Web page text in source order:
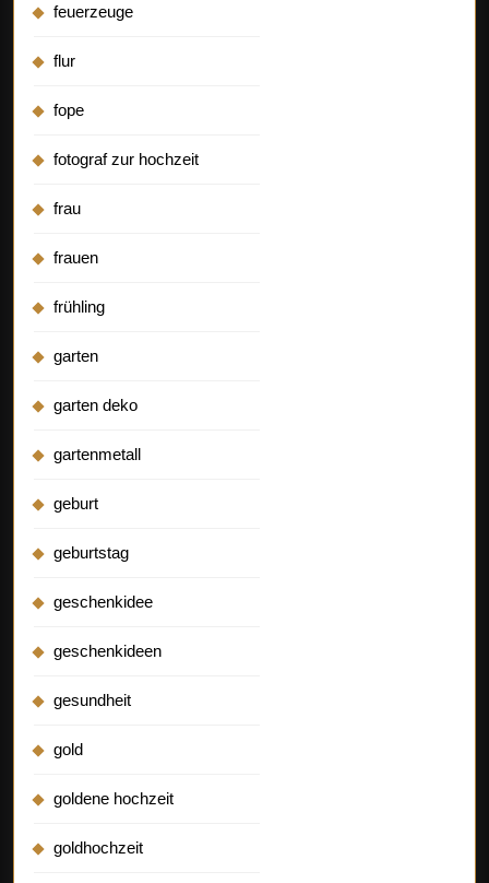
feuerzeuge
flur
fope
fotograf zur hochzeit
frau
frauen
frühling
garten
garten deko
gartenmetall
geburt
geburtstag
geschenkidee
geschenkideen
gesundheit
gold
goldene hochzeit
goldhochzeit